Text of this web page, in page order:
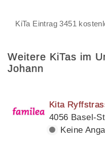
KiTa Eintrag 3451
Weitere KiTas im
Johann
Kita
Keine